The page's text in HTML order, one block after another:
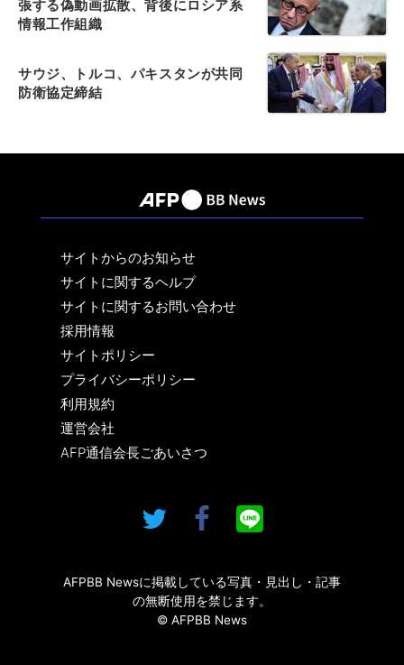
張する偽動画拡散、背後にロシア系
情報工作組織
サウジ、トルコ、パキスタンが共同
防衛協定締結
サイトからのお知らせ
サイトに関するヘルプ
サイトに関するお問い合わせ
採用情報
サイトポリシー
プライバシーポリシー
利用規約
運営会社
AFP通信会長ごあいさつ
AFPBB Newsに掲載している写真・見出し・記事
の無断使用を禁じます。
© AFPBB News